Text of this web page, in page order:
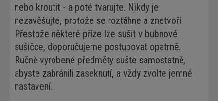
nebo kroutit - a poté tvarujte. Nikdy je
nezavěšujte, protože se roztáhne a znetvoří.
Přestože některé příze lze sušit v bubnové
sušičce, doporučujeme postupovat opatrně.
Ručně vyrobené předměty sušte samostatně,
abyste zabránili zaseknutí, a vždy zvolte jemné
nastavení.